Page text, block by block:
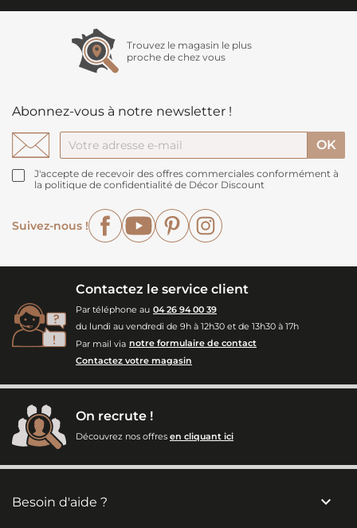
Trouvez le magasin le plus
proche de chez vous
Abonnez-vous à notre newsletter !
J'accepte de recevoir des offres commerciales conformément à
la politique de confidentialité de Décor Discount
Suivez-nous !
FacebookYouTubePinterest
Contactez le service client
Par téléphone au 04 26 94 00 39
du lundi au vendredi de 9h à 12h30 et de 13h30 à 17h
Par mail via notre formulaire de contact
Contactez votre magasin
On recrute !
Découvrez nos offres en cliquant ici
Besoin d'aide ? 